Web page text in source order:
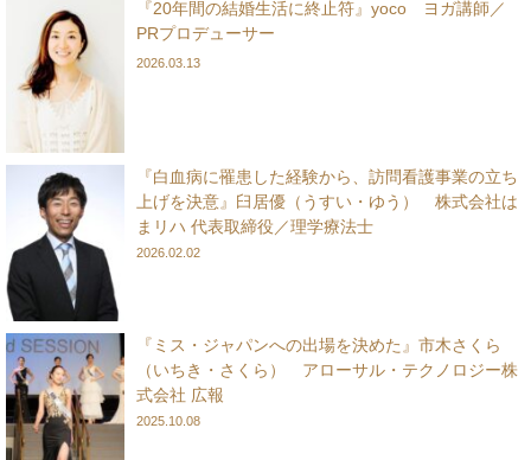
『20年間の結婚生活に終止符』yoco ヨガ講師／
PRプロデューサー
2026.03.13
『白血病に罹患した経験から、訪問看護事業の立ち
上げを決意』臼居優（うすい・ゆう） 株式会社は
まリハ 代表取締役／理学療法士
2026.02.02
『ミス・ジャパンへの出場を決めた』市木さくら
（いちき・さくら） アローサル・テクノロジー株
式会社 広報
2025.10.08